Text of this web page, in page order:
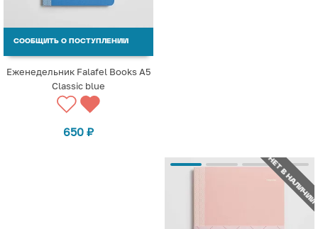
СООБЩИТЬ О ПОСТУПЛЕНИИ
Еженедельник Falafel Books А5
Сlassic blue
650 ₽
НЕТ В НАЛИЧИИ